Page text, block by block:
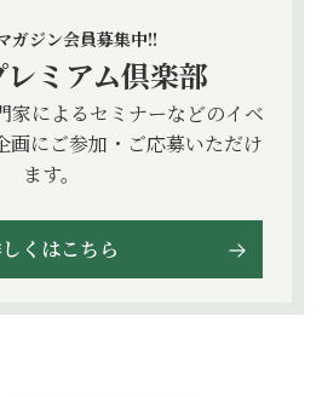
ガジン会員募集中!!
ミアム倶楽部
家によるセミナーなどのイベ
画にご参加・ご応募いただけ
ます。
くはこちら